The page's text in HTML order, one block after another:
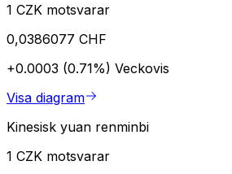
1 CZK motsvarar
0,0386077 CHF
+0.0003 (0.71%) Veckovis
Visa diagram
Kinesisk yuan renminbi
1 CZK motsvarar